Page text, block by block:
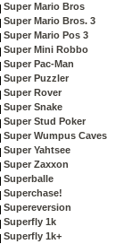
Super Mario Bros
Super Mario Bros. 3
Super Mario Pos 3
Super Mini Robbo
Super Pac-Man
Super Puzzler
Super Rover
Super Snake
Super Stud Poker
Super Wumpus Caves
Super Yahtsee
Super Zaxxon
Superballe
Superchase!
Supereversion
Superfly 1k
Superfly 1k+